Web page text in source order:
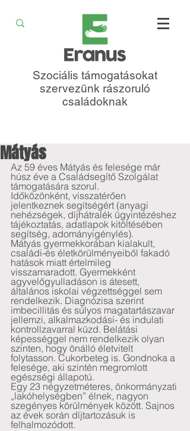
Szociális támogatásokat
szervezünk rászoruló
családoknak
Mátyás
Az 59 éves Mátyás és felesége már
húsz éve a Családsegítő Szolgálat
támogatására szorul.
Időközönként, visszatérően
jelentkeznek segítségért (anyagi
nehézségek, díjhátralék ügyintézéshez
tájékoztatás, adatlapok kitöltésében
segítség, adományigénylés).
Mátyás gyermekkorában kialakult,
családi-és életkörülményeiből fakadó
hatások miatt értelmileg
visszamaradott. Gyermekként
agyvelőgyulladáson is átesett,
általános iskolai végzettséggel sem
rendelkezik. Diagnózisa szerint
imbecillitás és súlyos magatartászavar
jellemzi, alkalmazkodási- és indulati
kontrollzavarral küzd. Belátási
képességgel nem rendelkezik olyan
szinten, hogy önálló életvitelt
folytasson. Cukorbeteg is. Gondnoka a
felesége, aki szintén megromlott
egészségi állapotú.
Egy 23 négyzetméteres, önkormányzati
„lakóhelységben” élnek, nagyon
szegényes körülmények között. Sajnos
az évek során díjtartozásuk is
felhalmozódott.